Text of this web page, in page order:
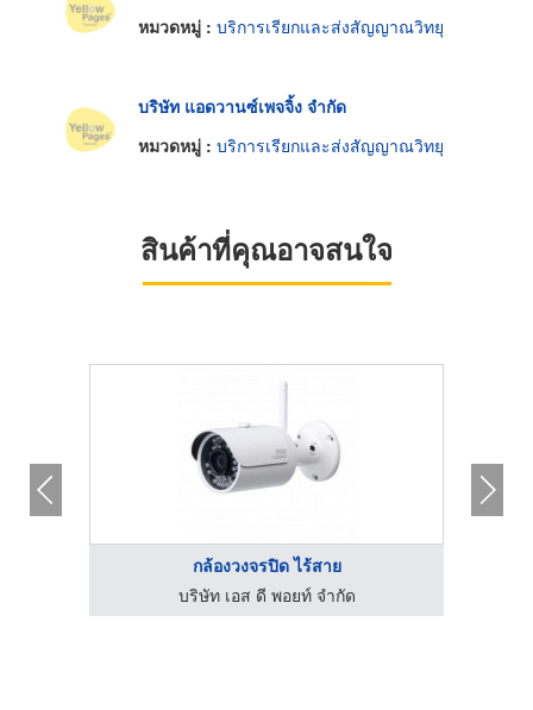
หมวดหมู่ : บริการเรียกและส่งสัญญาณวิทยุ
บริษัท แอดวานซ์เพจจิ้ง จำกัด
หมวดหมู่ : บริการเรียกและส่งสัญญาณวิทยุ
สินค้าที่คุณอาจสนใจ
กล้องวงจรปิด ไร้สาย
บริษัท เอส ดี พอยท์ จำกัด